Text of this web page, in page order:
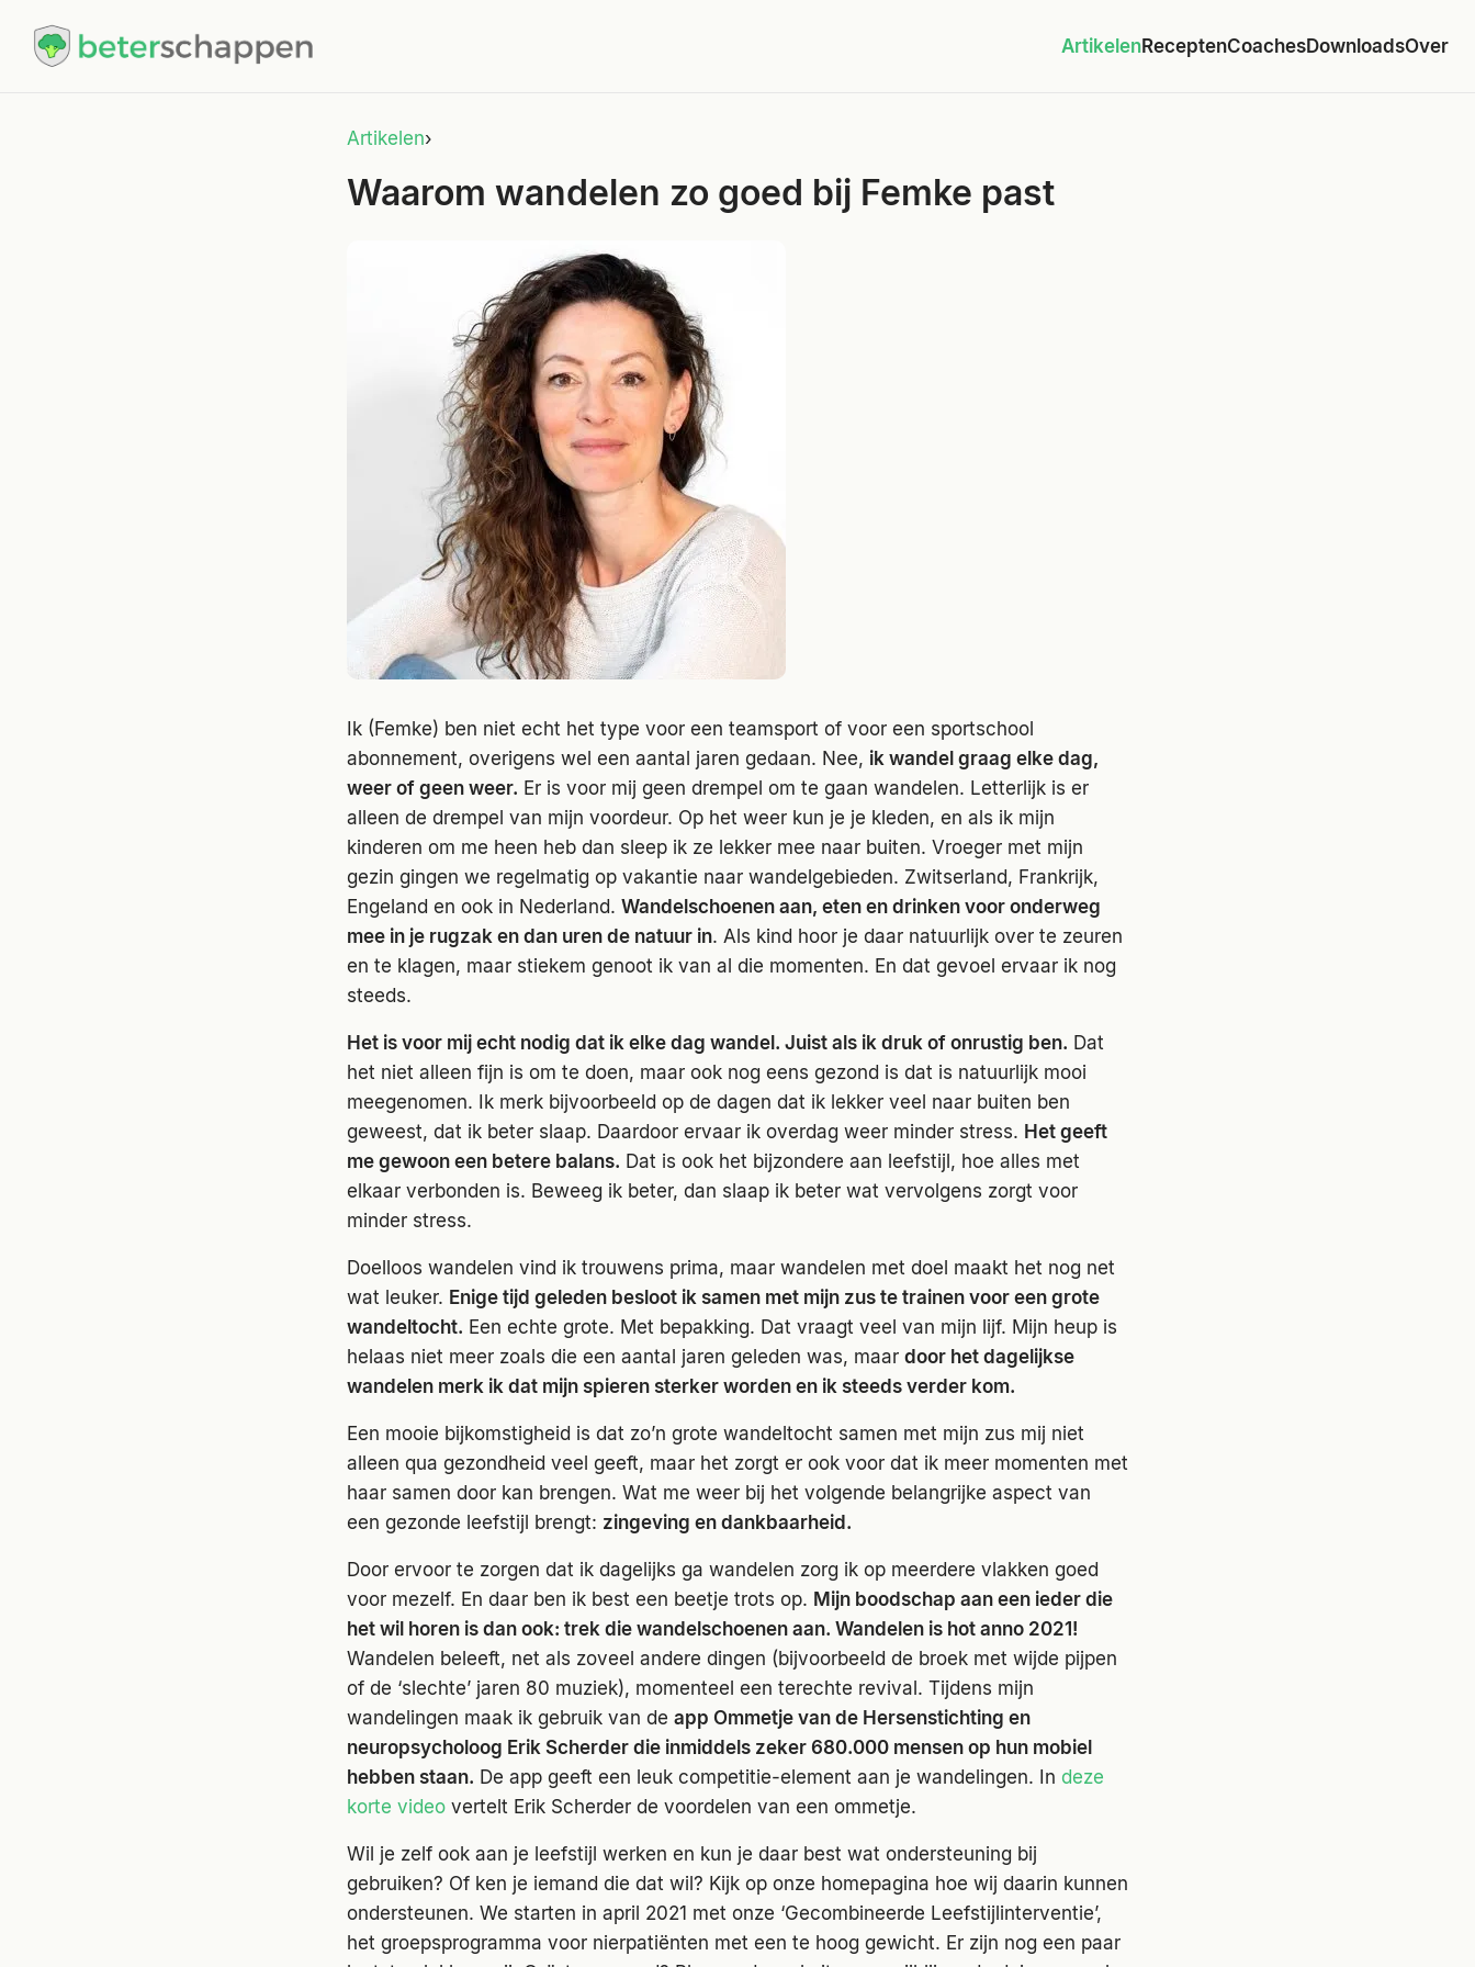
ArtikelenReceptenCoachesDownloadsOver
Artikelen›
Waarom wandelen zo goed bij Femke past
Ik (Femke) ben niet echt het type voor een teamsport of voor een sportschool
abonnement, overigens wel een aantal jaren gedaan. Nee, ik wandel graag elke dag,
weer of geen weer. Er is voor mij geen drempel om te gaan wandelen. Letterlijk is er
alleen de drempel van mijn voordeur. Op het weer kun je je kleden, en als ik mijn
kinderen om me heen heb dan sleep ik ze lekker mee naar buiten. Vroeger met mijn
gezin gingen we regelmatig op vakantie naar wandelgebieden. Zwitserland, Frankrijk,
Engeland en ook in Nederland. Wandelschoenen aan, eten en drinken voor onderweg
mee in je rugzak en dan uren de natuur in. Als kind hoor je daar natuurlijk over te zeuren
en te klagen, maar stiekem genoot ik van al die momenten. En dat gevoel ervaar ik nog
steeds.
Het is voor mij echt nodig dat ik elke dag wandel. Juist als ik druk of onrustig ben. Dat
het niet alleen fijn is om te doen, maar ook nog eens gezond is dat is natuurlijk mooi
meegenomen. Ik merk bijvoorbeeld op de dagen dat ik lekker veel naar buiten ben
geweest, dat ik beter slaap. Daardoor ervaar ik overdag weer minder stress. Het geeft
me gewoon een betere balans. Dat is ook het bijzondere aan leefstijl, hoe alles met
elkaar verbonden is. Beweeg ik beter, dan slaap ik beter wat vervolgens zorgt voor
minder stress.
Doelloos wandelen vind ik trouwens prima, maar wandelen met doel maakt het nog net
wat leuker. Enige tijd geleden besloot ik samen met mijn zus te trainen voor een grote
wandeltocht. Een echte grote. Met bepakking. Dat vraagt veel van mijn lijf. Mijn heup is
helaas niet meer zoals die een aantal jaren geleden was, maar door het dagelijkse
wandelen merk ik dat mijn spieren sterker worden en ik steeds verder kom.
Een mooie bijkomstigheid is dat zo’n grote wandeltocht samen met mijn zus mij niet
alleen qua gezondheid veel geeft, maar het zorgt er ook voor dat ik meer momenten met
haar samen door kan brengen. Wat me weer bij het volgende belangrijke aspect van
een gezonde leefstijl brengt: zingeving en dankbaarheid.
Door ervoor te zorgen dat ik dagelijks ga wandelen zorg ik op meerdere vlakken goed
voor mezelf. En daar ben ik best een beetje trots op. Mijn boodschap aan een ieder die
het wil horen is dan ook: trek die wandelschoenen aan. Wandelen is hot anno 2021!
Wandelen beleeft, net als zoveel andere dingen (bijvoorbeeld de broek met wijde pijpen
of de ‘slechte’ jaren 80 muziek), momenteel een terechte revival. Tijdens mijn
wandelingen maak ik gebruik van de app Ommetje van de Hersenstichting en
neuropsycholoog Erik Scherder die inmiddels zeker 680.000 mensen op hun mobiel
hebben staan. De app geeft een leuk competitie-element aan je wandelingen. In deze
korte video vertelt Erik Scherder de voordelen van een ommetje.
Wil je zelf ook aan je leefstijl werken en kun je daar best wat ondersteuning bij
gebruiken? Of ken je iemand die dat wil? Kijk op onze homepagina hoe wij daarin kunnen
ondersteunen. We starten in april 2021 met onze ‘Gecombineerde Leefstijlinterventie’,
het groepsprogramma voor nierpatiënten met een te hoog gewicht. Er zijn nog een paar